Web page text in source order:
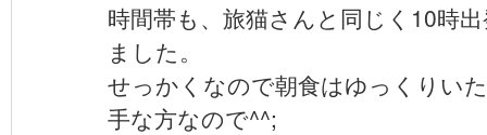
時間帯も、旅猫さんと同じく10時
ました。
せっかくなので朝食はゆっくりい
手な方なので^^;